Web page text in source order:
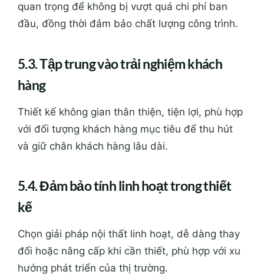
quan trọng để không bị vượt quá chi phí ban
đầu, đồng thời đảm bảo chất lượng công trình.
5.3. Tập trung vào trải nghiệm khách
hàng
Thiết kế không gian thân thiện, tiện lợi, phù hợp
với đối tượng khách hàng mục tiêu để thu hút
và giữ chân khách hàng lâu dài.
5.4. Đảm bảo tính linh hoạt trong thiết
kế
Chọn giải pháp nội thất linh hoạt, dễ dàng thay
đổi hoặc nâng cấp khi cần thiết, phù hợp với xu
hướng phát triển của thị trường.